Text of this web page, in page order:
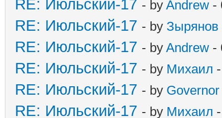
RE: Июльский-17 - by Andrew -
RE: Июльский-17 - by Зырянов
RE: Июльский-17 - by Andrew -
RE: Июльский-17 - by Михаил
RE: Июльский-17 - by Governor
RE: Июльский-17 - by Михаил